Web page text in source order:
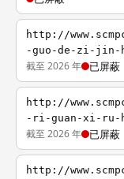
http://
-guo-de-zi-jin-
截至 2026 年 已屏蔽
http://
-ri-guan-xi-ru-
截至 2026 年 已屏蔽
http://